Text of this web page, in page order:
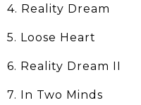
4. Reality Dream
5. Loose Heart
6. Reality Dream II
7. In Two Minds